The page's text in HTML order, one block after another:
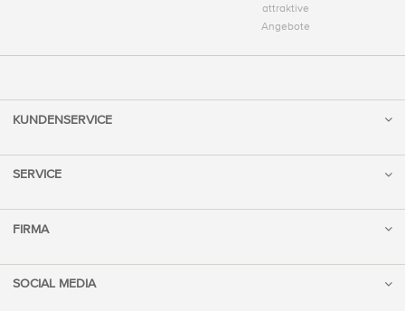
attraktive
Angebote
KUNDENSERVICE
SERVICE
FIRMA
SOCIAL MEDIA